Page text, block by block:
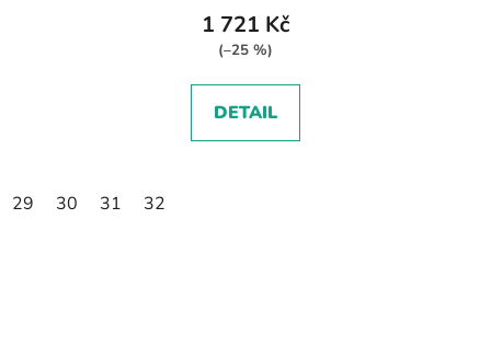
1 721 Kč
(–25 %)
DETAIL
29 30 31 32